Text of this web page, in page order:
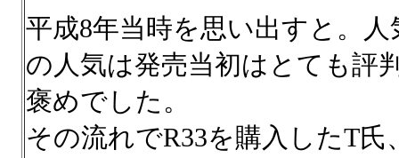
平成8年当時を思い出すと。人
の人気は発売当初はとても評
褒めでした。
その流れでR33を購入したT